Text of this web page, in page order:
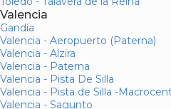
Valencia
Gandía
Valencia - Aeropuerto (Paterna)
Valencia - Alzira
Valencia - Paterna
Valencia - Pista De Silla
Valencia - Pista de Silla -
Valencia - Sagunto